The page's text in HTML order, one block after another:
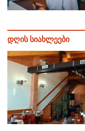
დღის სიახლეები